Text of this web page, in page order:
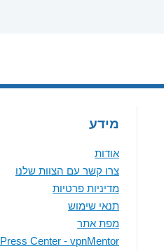
מידע
אודות
צרו קשר עם הצוות שלנו
מדיניות פרטיות
תנאי שימוש
מפת אתר
Press Center - vpnMentor